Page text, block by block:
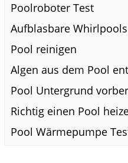
Poolroboter Test
Aufblasbare Whirlpools
Pool reinigen
Algen aus dem Pool
Pool Untergrund
Richtig einen Pool
Pool Wärmepumpe